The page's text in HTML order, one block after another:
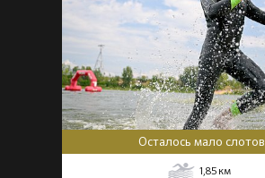
Осталось мало слотов
1,85 км